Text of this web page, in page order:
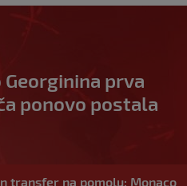
prva
ponovo postala
transfer na pomolu: Monaco